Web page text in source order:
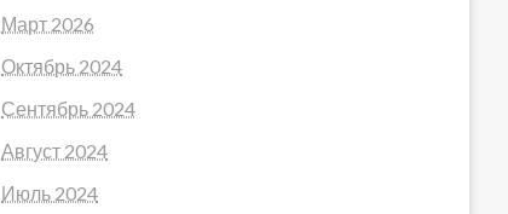
Март 2026
Октябрь 2024
Сентябрь 2024
Август 2024
Июль 2024